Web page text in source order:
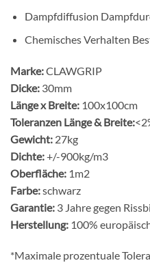
Dampfdiffusion
Chemisches Verhalten
Marke:CLAWGRIP
Dicke: 30mm
Länge x Breite: 100x100cm
Toleranzen Länge & Breite:
Gewicht: 27kg
Dichte:+/-900kg/m3
Oberfläche: 1m2
Farbe:schwarz
Garantie: 3 Jahre gegen
Herstellung: 100%
*Maximale prozentuale